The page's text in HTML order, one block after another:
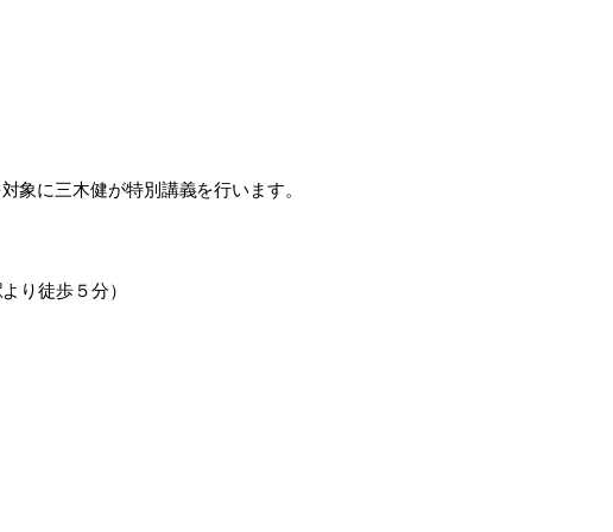
象に三木健が特別講義を行います。
り徒歩５分）